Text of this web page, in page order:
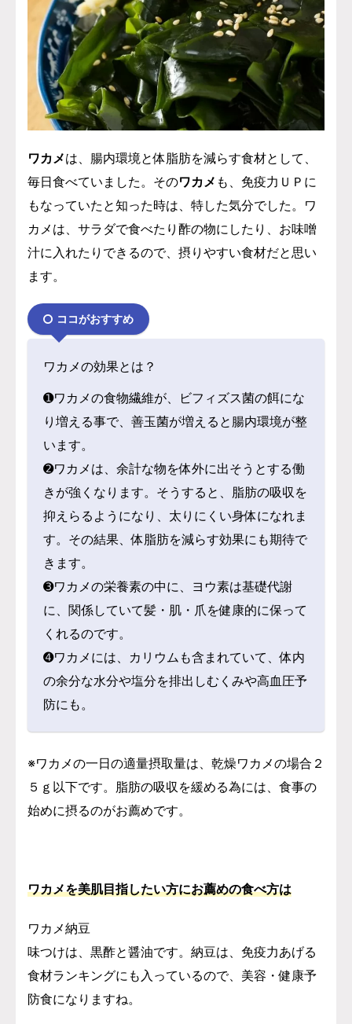
ワカメは、腸内環境と体脂肪を減らす食材として、
毎日食べていました。そのワカメ も、免疫力ＵＰに
もなっていたと知った時は、特した気分でした。ワ
カメは、サラダで食べたり酢の物にしたり、お味噌
汁に入れたりできるので、摂りやすい食材だと思い
ます。
ココがおすすめ
ワカメの効果とは？
➊ワカメの食物繊維が、ビフィズス菌の餌にな
り増える事で、善玉菌が増えると腸内環境が整
います。
➋ワカメは、余計な物を体外に出そうとする働
きが強くなります。そうすると、脂肪の吸収を
抑えらるようになり、太りにくい身体になれま
す。その結果、体脂肪を減らす効果にも期待で
きます。
➌ワカメの栄養素の中に、ヨウ素は基礎代謝
に、関係していて髪・肌・爪を健康的に保って
くれるのです。
➍ワカメには、カリウムも含まれていて、体内
の余分な水分や塩分を排出しむくみや高血圧予
防にも。
※ワカメの一日の適量摂取量は、乾燥ワカメの場合２
５ｇ以下です。脂肪の吸収を緩める為には、食事の
始めに摂るのがお薦めです。
ワカメを美肌目指したい方にお薦めの食べ方は
ワカメ納豆
味つけは、黒酢と醤油です。納豆は、免疫力あげる
食材ランキングにも入っているので、美容・健康予
防食になりますね。